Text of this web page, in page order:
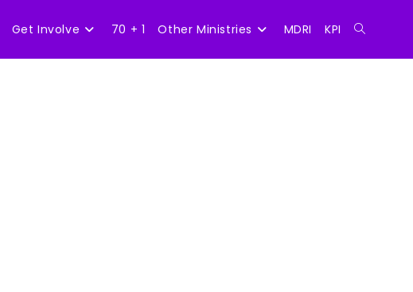
Get Involve 70 + 1 Other Ministries MDRI KPI Toggle